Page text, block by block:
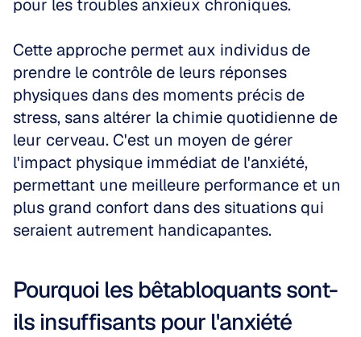
pour les troubles anxieux chroniques.
Cette approche permet aux individus de
prendre le contrôle de leurs réponses
physiques dans des moments précis de
stress, sans altérer la chimie quotidienne de
leur cerveau. C'est un moyen de gérer
l'impact physique immédiat de l'anxiété,
permettant une meilleure performance et un
plus grand confort dans des situations qui
seraient autrement handicapantes.
Pourquoi les bêtabloquants sont-
ils insuffisants pour l'anxiété